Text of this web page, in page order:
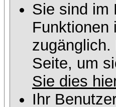
Sie sind im
Funktionen
Seite, um
Sie dies
Ihr